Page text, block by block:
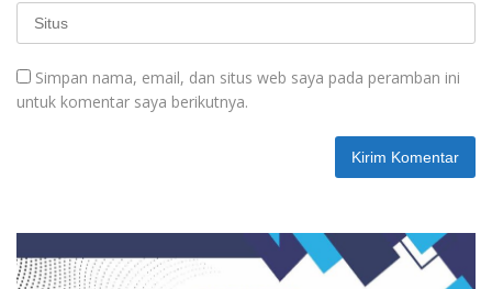
Simpan nama, email, dan situs web saya pada peramban ini
untuk komentar saya berikutnya.